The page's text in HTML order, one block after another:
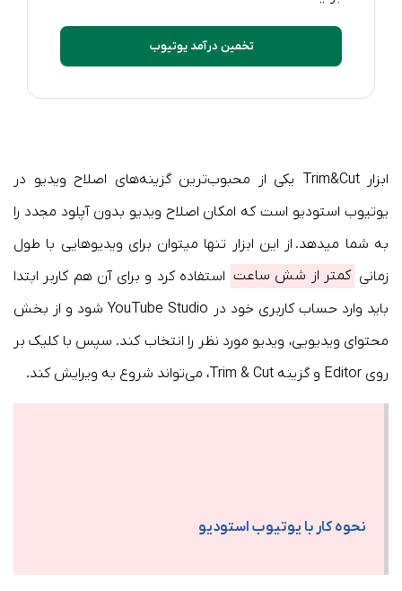
تخمین درآمد یوتیوب
ابزار Trim&Cut یکی از محبوب‌ترین گزینه‌های اصلاح ویدیو در
یوتیوب استودیو است که امکان اصلاح ویدیو بدون آپلود مجدد را
به شما میدهد. از این ابزار تنها میتوان برای ویدیوهایی با طول
زمانی کمتر از شش ساعت استفاده کرد و برای آن هم کاربر ابتدا
باید وارد حساب کاربری خود در YouTube Studio شود و از بخش
محتوای ویدیویی، ویدیو مورد نظر را انتخاب کند. سپس با کلیک بر
روی Editor و گزینه Trim & Cut، می‌تواند شروع به ویرایش کند.
نحوه کار با یوتیوب استودیو